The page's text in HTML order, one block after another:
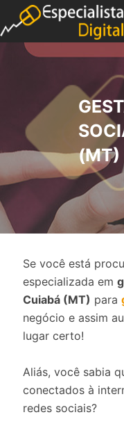
(MT)
Se você está
especializada em
Cuiabá (MT) para
negócio e assim
lugar certo!
Aliás, você sabia
conectados à
redes sociais?